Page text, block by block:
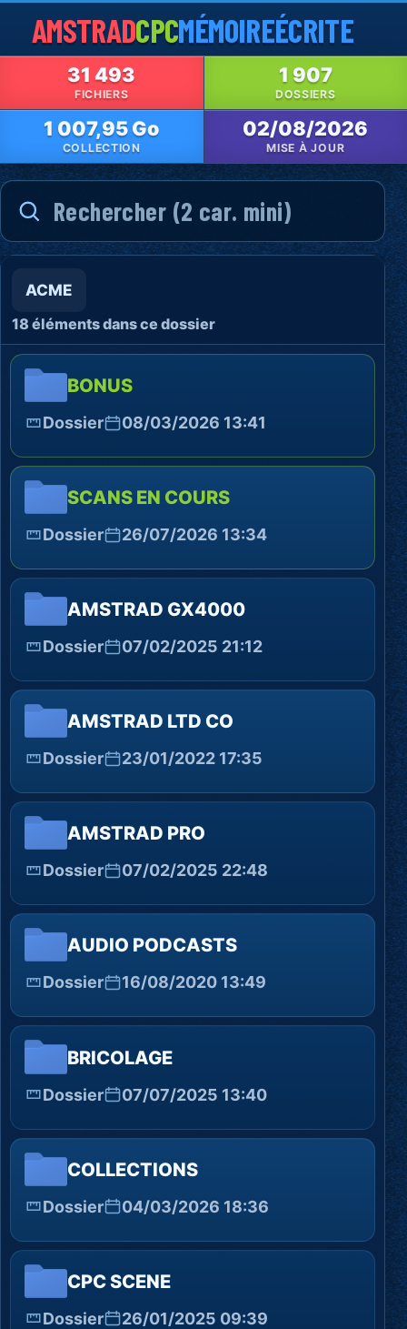
AMSTRADCPCMÉMOIREÉCRITE
31 493
FICHIERS
1 907
DOSSIERS
1 007,95 Go
COLLECTION
02/08/2026
MISE À JOUR
ACME
18 éléments dans ce dossier
BONUS
Dossier 08/03/2026 13:41
SCANS EN COURS
Dossier 26/07/2026 13:34
AMSTRAD GX4000
Dossier 07/02/2025 21:12
AMSTRAD LTD CO
Dossier 23/01/2022 17:35
AMSTRAD PRO
Dossier 07/02/2025 22:48
AUDIO PODCASTS
Dossier 16/08/2020 13:49
BRICOLAGE
Dossier 07/07/2025 13:40
COLLECTIONS
Dossier 04/03/2026 18:36
CPC SCENE
Dossier 26/01/2025 09:39